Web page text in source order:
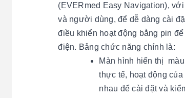
(EVERmed Easy Navigation),
và người dùng, để dễ dàng cài
điều khiển hoạt động bằng pin
điện. Bảng chức năng chính là:
Màn hình hiển thị
thực tế, hoạt động
nhau để cài đặt và